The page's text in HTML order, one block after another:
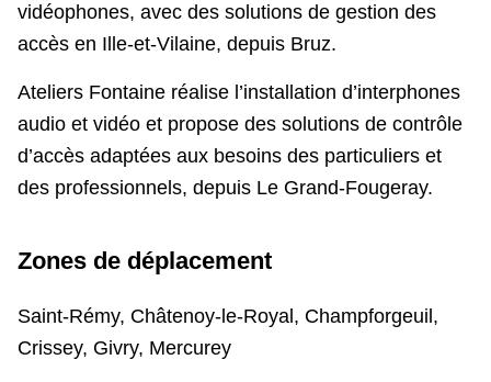
vidéophones, avec des solutions de gestion des
accès en Ille-et-Vilaine, depuis Bruz.
Ateliers Fontaine réalise l’installation d’interphones
audio et vidéo et propose des solutions de contrôle
d’accès adaptées aux besoins des particuliers et
des professionnels, depuis Le Grand-Fougeray.
Zones de déplacement
Saint-Rémy, Châtenoy-le-Royal, Champforgeuil,
Crissey, Givry, Mercurey